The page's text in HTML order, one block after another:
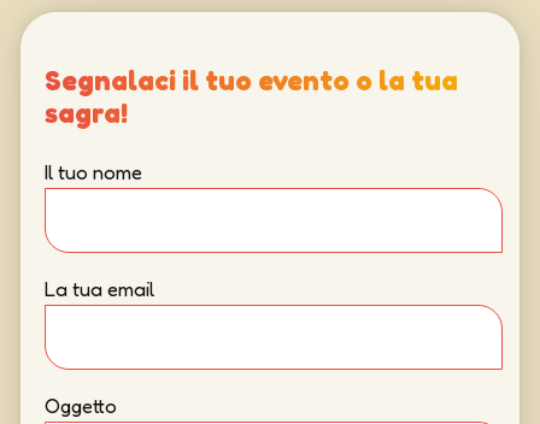
Segnalaci il tuo evento o la tua
sagra!
Il tuo nome
La tua email
Oggetto